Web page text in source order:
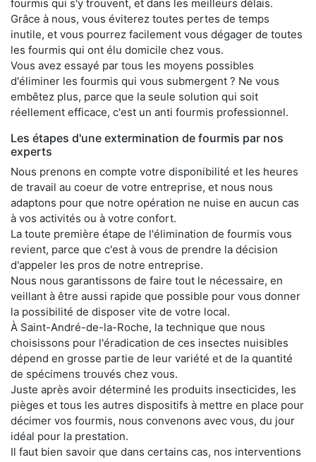
fourmis qui s'y trouvent, et dans les meilleurs délais.
Grâce à nous, vous éviterez toutes pertes de temps
inutile, et vous pourrez facilement vous dégager de toutes
les fourmis qui ont élu domicile chez vous.
Vous avez essayé par tous les moyens possibles
d'éliminer les fourmis qui vous submergent ? Ne vous
embêtez plus, parce que la seule solution qui soit
réellement efficace, c'est un anti fourmis professionnel.
Les étapes d'une extermination de fourmis par nos
experts
Nous prenons en compte votre disponibilité et les heures
de travail au coeur de votre entreprise, et nous nous
adaptons pour que notre opération ne nuise en aucun cas
à vos activités ou à votre confort.
La toute première étape de l'élimination de fourmis vous
revient, parce que c'est à vous de prendre la décision
d'appeler les pros de notre entreprise.
Nous nous garantissons de faire tout le nécessaire, en
veillant à être aussi rapide que possible pour vous donner
la possibilité de disposer vite de votre local.
À Saint-André-de-la-Roche, la technique que nous
choisissons pour l'éradication de ces insectes nuisibles
dépend en grosse partie de leur variété et de la quantité
de spécimens trouvés chez vous.
Juste après avoir déterminé les produits insecticides, les
pièges et tous les autres dispositifs à mettre en place pour
décimer vos fourmis, nous convenons avec vous, du jour
idéal pour la prestation.
Il faut bien savoir que dans certains cas, nos interventions